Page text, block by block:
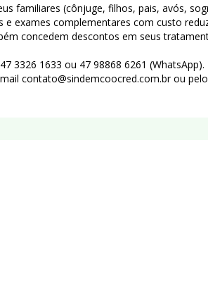
familiares (cônjuge, filhos, pais, avós,
exames complementares com custo
concedem descontos em seus
3326 1633 ou 47 98868 6261 (WhatsApp).
contato@sindemcoocred.com.br ou